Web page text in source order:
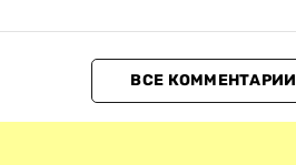
ВСЕ КОММЕНТАРИИ